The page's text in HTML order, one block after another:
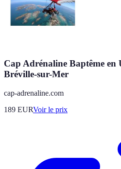
Cap Adrénaline Baptême
Bréville-sur-Mer
cap-adrenaline.com
189 EURVoir le prix